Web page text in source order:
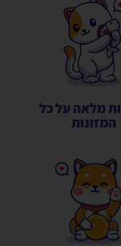
מלאה על כל
המזונות